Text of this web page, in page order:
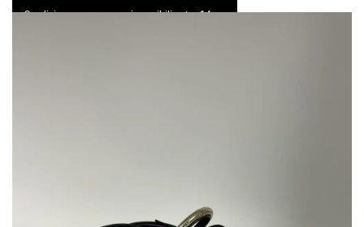
Spedizione express e resi possibili entro 14 gg